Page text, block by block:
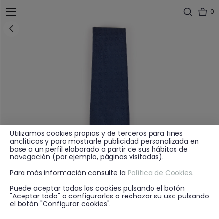
0
Utilizamos cookies propias y de terceros para fines
analíticos y para mostrarle publicidad personalizada en
base a un perfil elaborado a partir de sus hábitos de
navegación (por ejemplo, páginas visitadas).
Para más información consulte la Política de Cookies.
Puede aceptar todas las cookies pulsando el botón
"Aceptar todo" o configurarlas o rechazar su uso pulsando
el botón "Configurar cookies".